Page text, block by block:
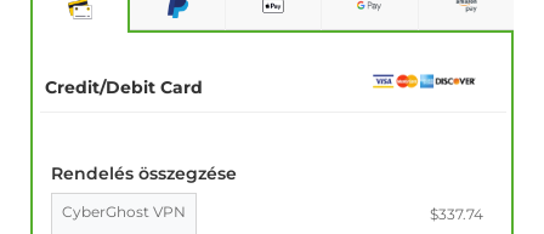
Credit/Debit Card
Rendelés összegzése
CyberGhost VPN
$337.74